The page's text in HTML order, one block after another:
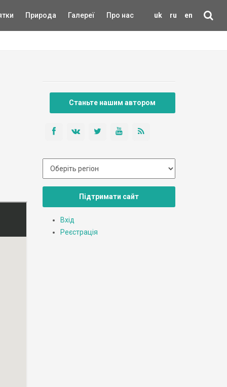
uk ru en
Природа Галереї Про нас
Станьте нашим автором
Підтримати сайт
Вхід
Реєстрація